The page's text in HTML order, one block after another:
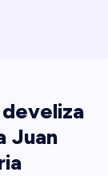
Juan